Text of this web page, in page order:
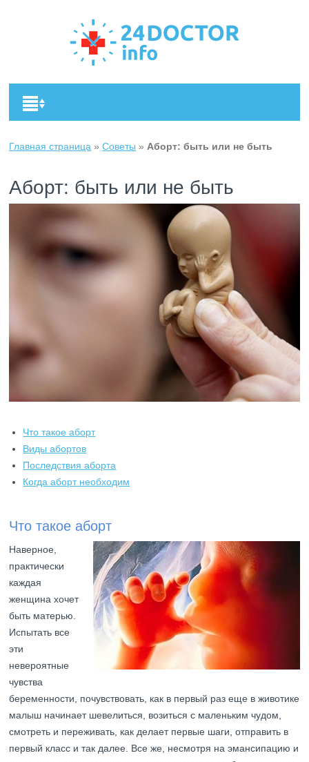
Главная страница »Советы » Аборт: быть или не быть
Аборт: быть или не быть
Что такое аборт
Виды абортов
Последствия аборта
Когда аборт необходим
Что такое аборт
Наверное,
практически
каждая
женщина хочет
быть матерью.
Испытать все
эти
невероятные
чувства
беременности, почувствовать, как в первый раз еще в животике
малыш начинает шевелиться, возиться с маленьким чудом,
смотреть и переживать, как делает первые шаги, отправить в
первый класс и так далее. Все же, несмотря на эмансипацию и